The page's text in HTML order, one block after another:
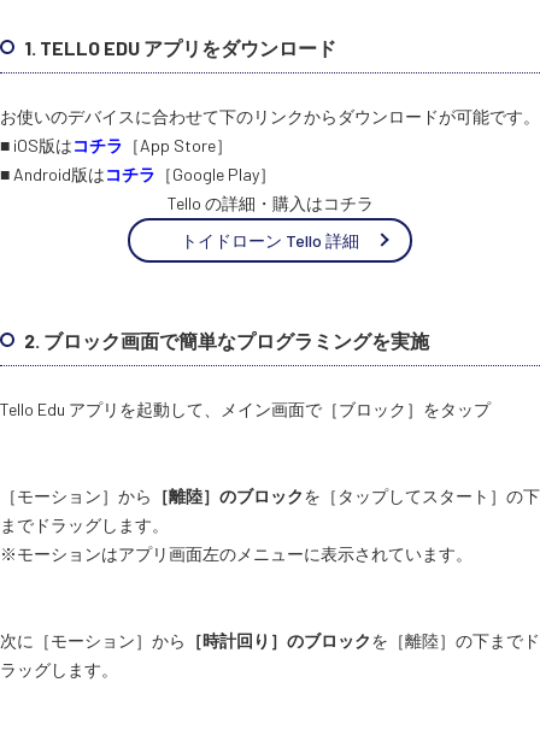
1. TELLO EDU アプリをダウンロード
お使いのデバイスに合わせて下のリンクからダウンロードが可能です。
■ iOS版はコチラ ［App Store］
■ Android版はコチラ ［Google Play］
Tello の詳細・購入はコチラ
トイドローン Tello 詳細
2. ブロック画面で簡単なプログラミングを実施
Tello Edu アプリを起動して、メイン画面で［ブロック］をタップ
［モーション］から ［離陸］のブロックを［タップしてスタート］の下
までドラッグします。
※モーションはアプリ画面左のメニューに表示されています。
次に［モーション］から ［時計回り］のブロックを［離陸］の下までド
ラッグします。